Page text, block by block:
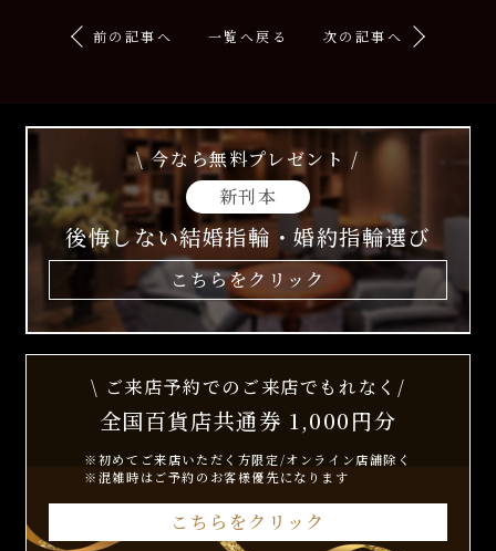
前の記事へ 一覧へ戻る 次の記事へ
\ 今なら無料プレゼント /
新刊本
後悔しない結婚指輪・婚約指輪選び
こちらをクリック
\ ご来店予約でのご来店でもれなく/
全国百貨店共通券 1,000円分
※初めてご来店いただく方限定/オンライン店舗除く
※混雑時はご予約のお客様優先になります
こちらをクリック